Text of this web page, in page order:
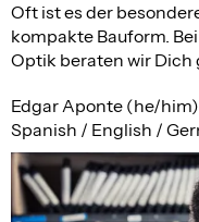
Oft ist es der
kompakte Bauform.
Optik beraten wir Dich
Edgar Aponte (he/him)
Spanish / English /